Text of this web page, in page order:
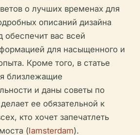
о лучших временах для
описаний дизайна
обеспечит вас всей
для насыщенного и
Кроме того, в статье
близлежащие
и даны советы по
ее обязательной к
кто хочет запечатлеть
(Iamsterdam).